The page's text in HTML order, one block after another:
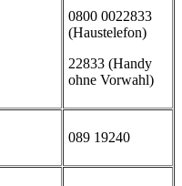
0800 0022833
(Haustelefon)
22833 (Handy
ohne Vorwahl)
089 19240